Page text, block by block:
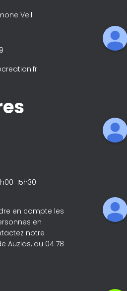
Veil
15h30
en compte les
en
notre
Auzias, au 04 78